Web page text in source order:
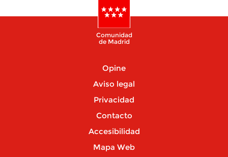
Comunidad
de Madrid
Opine
Aviso legal
Privacidad
Contacto
Accesibilidad
Mapa Web